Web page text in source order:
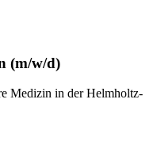
(m/w/d)
Medizin in der Helmholtz-